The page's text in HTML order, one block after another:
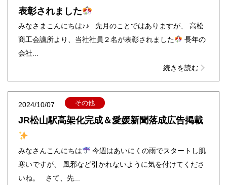
表彰されました
みなさまこんにちは♪♪ 先月のことではありますが、 高松
商工会議所より、当社社員２名が表彰されました
長年の
会社...
続きを読む
2024/10/07 その他
JR松山駅高架化完成＆愛媛新聞落成広告掲載
みなさんこんにちは
今週はあいにくの雨でスタートし肌
寒いですが、 風邪など引かれないように気を付けてくださ
いね。 さて、先...